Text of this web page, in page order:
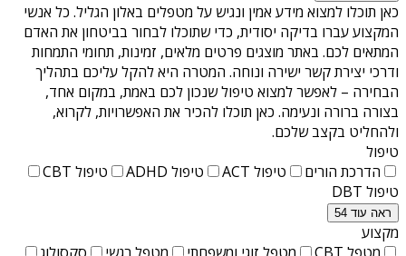
כאן תוכלו למצוא מידע אמין ונגיש על מטפלים באלון הגליל. כל אנשי
המקצוע עברו בדיקה יסודית, כדי שתוכלו לבחור בביטחון את האדם
המתאים לכם. באתר מוצגים פרטים מלאים, זמינות, תחומי התמחות
ודרכי יצירת קשר ישירה ונוחה. המטרה היא להקל עליכם בתהליך
הבחירה – לאפשר למצוא טיפול שנכון לכם באמת, במקום אחד,
בצורה ברורה ונעימה. כאן תוכלו להכיר את האפשרויות, לקרוא,
ולהחליט בקצב שלכם.
טיפול
הדרכת הורים
טיפול ACT טיפול ADHD
טיפול CBT
טיפול DBT
ראה עוד 54
מקצוע